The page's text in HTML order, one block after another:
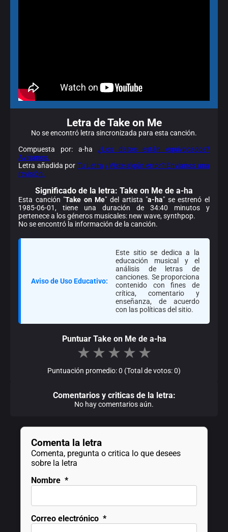
Letra de Take on Me
No se encontró letra sincronizada para esta canción.
Compuesta por: a-ha ¿Los datos están equivocados?
Avísanos.
Letra añadida por Tu Letra ¿Viste algún error? Envíanos una
revisión.
Significado de la letra: Take on Me de a-ha
Esta canción "Take on Me" del artista "a-ha" se estrenó el
1985-06-01, tiene una duración de 34:40 minutos y
pertenece a los géneros musicales: new wave, synthpop.
No se encontró la información de la canción.
Aviso de Uso Educativo:
Este sitio se dedica a la
educación musical y el
análisis de letras de
canciones. Se proporciona
contenido con fines de
crítica, comentario y
enseñanza, de acuerdo
con las políticas del sitio.
Puntuar Take on Me de a-ha
★ ★ ★ ★ ★
Puntuación promedio: 0 (Total de votos: 0)
Comentarios y criticas de la letra:
No hay comentarios aún.
Comenta la letra
Comenta, pregunta o critica lo que desees
sobre la letra
Nombre *
Correo electrónico *